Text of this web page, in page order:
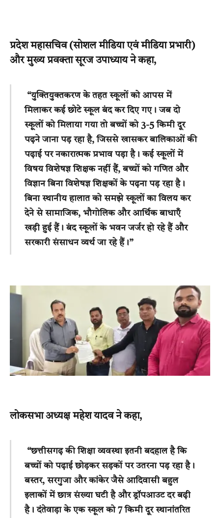
प्रदेश महासचिव (सोशल मीडिया एवं मीडिया प्रभारी)
और मुख्य प्रवक्ता सूरज उपाध्याय ने कहा,
“युक्तियुक्तकरण के तहत स्कूलों को आपस में
मिलाकर कई छोटे स्कूल बंद कर दिए गए। जब दो
स्कूलों को मिलाया गया तो बच्चों को 3-5 किमी दूर
पढ़ने जाना पड़ रहा है, जिससे खासकर बालिकाओं की
पढ़ाई पर नकारात्मक प्रभाव पड़ा है। कई स्कूलों में
विषय विशेषज्ञ शिक्षक नहीं हैं, बच्चों को गणित और
विज्ञान बिना विशेषज्ञ शिक्षकों के पढ़ना पड़ रहा है।
बिना स्थानीय हालात को समझे स्कूलों का विलय कर
देने से सामाजिक, भौगोलिक और आर्थिक बाधाएँ
खड़ी हुई हैं। बंद स्कूलों के भवन जर्जर हो रहे हैं और
सरकारी संसाधन व्यर्थ जा रहे हैं।”
लोकसभा अध्यक्ष महेश यादव ने कहा,
“छत्तीसगढ़ की शिक्षा व्यवस्था इतनी बदहाल है कि
बच्चों को पढ़ाई छोड़कर सड़कों पर उतरना पड़ रहा है।
बस्तर, सरगुजा और कांकेर जैसे आदिवासी बहुल
इलाकों में छात्र संख्या घटी है और ड्रॉपआउट दर बढ़ी
है। दंतेवाड़ा के एक स्कूल को 7 किमी दूर स्थानांतरित